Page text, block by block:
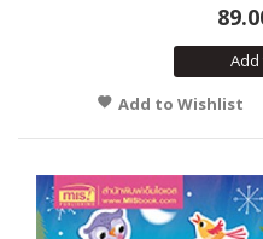
Add
Add to Wishlist